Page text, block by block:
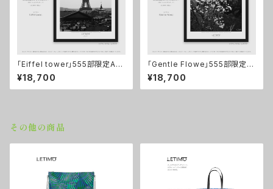
「Eiffel tower」555部限定A1
サイズポスター ■配送まで2
週間
¥18,700
「Gentle Flowe」555部限定A1
サイズポスター ■配送まで2
週間
¥18,700
その他の商品